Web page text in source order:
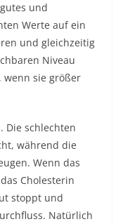
und
Werte auf ein
und gleichzeitig
Niveau
wenn sie größer
Die schlechten
während die
Wenn das
Cholesterin
stoppt und
Natürlich